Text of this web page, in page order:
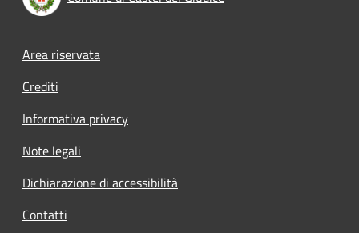
Footer menu
Area riservata
Crediti
Informativa privacy
Note legali
Dichiarazione di accessibilità
Contatti